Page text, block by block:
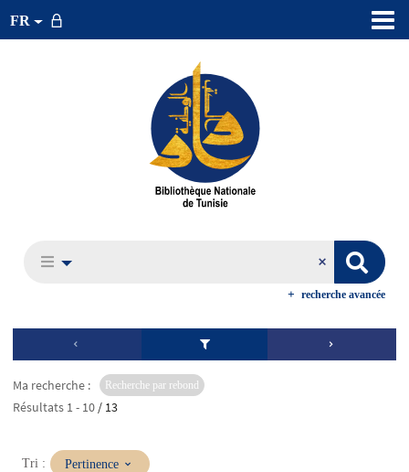
FR
recherche avancée
Ma recherche : Recherche par rebond
Résultats 1 - 10 / 13
Tri : (MisePertinence